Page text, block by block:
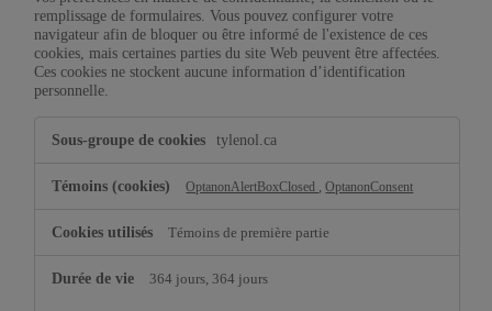
remplissage de formulaires. Vous pouvez configurer votre
navigateur afin de bloquer ou être informé de l'existence de ces
cookies, mais certaines parties du site Web peuvent être affectées.
Ces cookies ne stockent aucune information d’identification
personnelle.
strictement
tylenol.ca
OptanonAlertBoxClosed ,OptanonConsent
Témoins de première partie
364 jours, 364 jours